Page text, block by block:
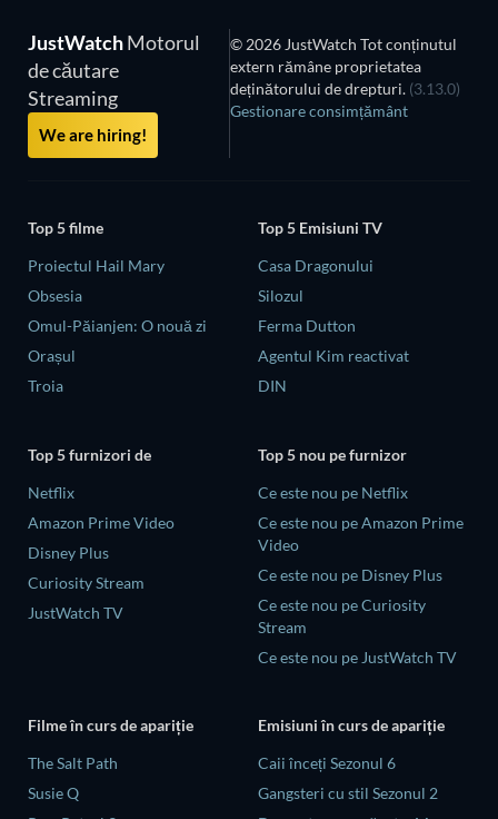
JustWatchMotorul
de căutare
Streaming
We are hiring!
© 2026 JustWatch Tot conținutul
extern rămâne proprietatea
deținătorului de drepturi. (3.13.0)
Gestionare consimțământ
Top 5 filme
Proiectul Hail Mary
Obsesia
Omul-Păianjen: O nouă zi
Orașul
Troia
Top 5 Emisiuni TV
Casa Dragonului
Silozul
Ferma Dutton
Agentul Kim reactivat
DIN
Top 5 furnizori de
Netflix
Amazon Prime Video
Disney Plus
Curiosity Stream
JustWatch TV
Top 5 nou pe furnizor
Ce este nou pe Netflix
Ce este nou pe Amazon Prime
Video
Ce este nou pe Disney Plus
Ce este nou pe Curiosity
Stream
Ce este nou pe JustWatch TV
Filme în curs de apariție
The Salt Path
Susie Q
Emisiuni în curs de apariție
Caii înceți Sezonul 6
Gangsteri cu stil Sezonul 2